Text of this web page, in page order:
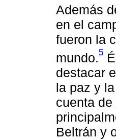
Además
en el
fueron la
mundo.5
destacar
la paz y
cuenta
Beltrán y